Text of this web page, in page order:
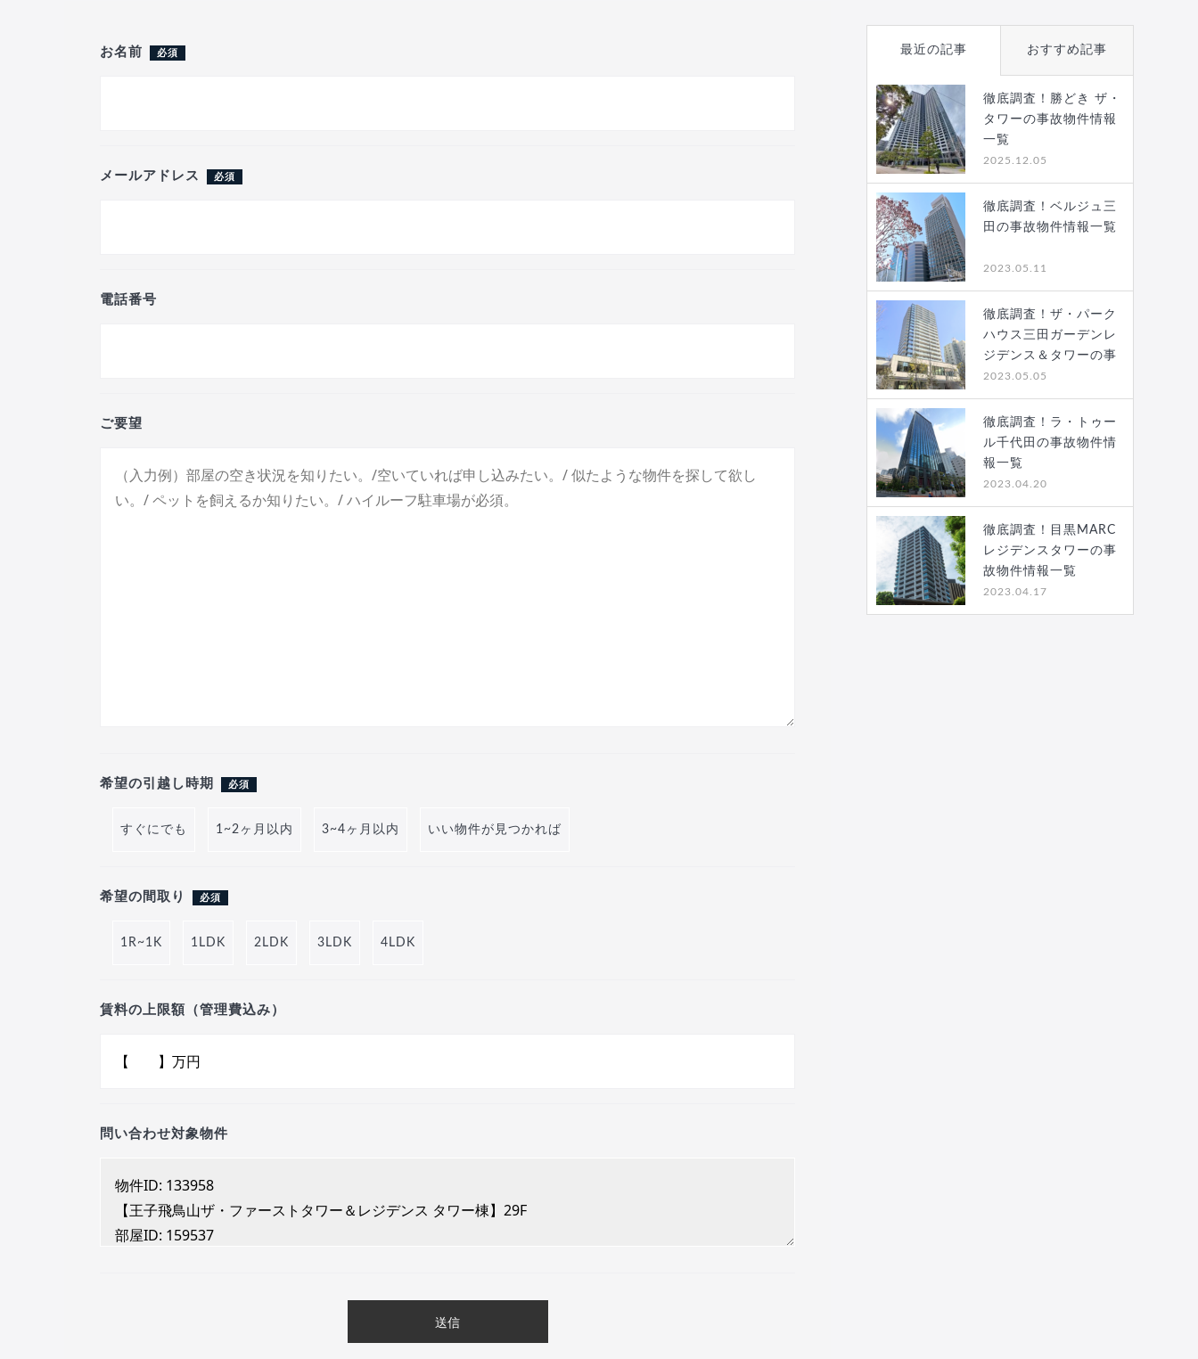
お名前 必須
メールアドレス 必須
電話番号
ご要望
希望の引越し時期 必須
すぐにでも 1~2ヶ月以内 3~4ヶ月以内 いい物件が見つかれば
希望の間取り 必須
1R~1K 1LDK 2LDK 3LDK 4LDK
賃料の上限額（管理費込み）
問い合わせ対象物件
最近の記事 おすすめ記事
徹底調査！勝どき ザ・
タワーの事故物件情報
一覧
2025.12.05
徹底調査！ベルジュ三
田の事故物件情報一覧
2023.05.11
徹底調査！ザ・パーク
ハウス三田ガーデンレ
ジデンス＆タワーの事
故…
2023.05.05
徹底調査！ラ・トゥー
ル千代田の事故物件情
報一覧
2023.04.20
徹底調査！目黒MARC
レジデンスタワーの事
故物件情報一覧
2023.04.17